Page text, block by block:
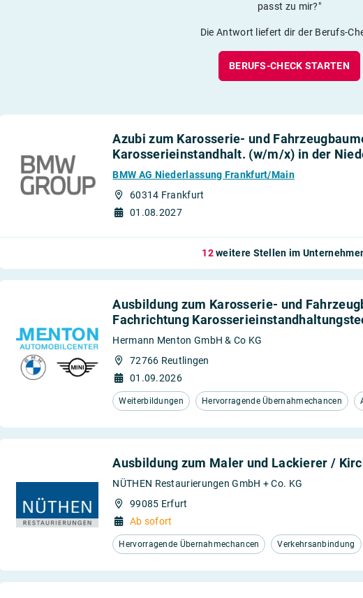
passt zu mir?"
Die Antwort liefert dir der Berufs-
BERUFS-CHECK STARTEN
Azubi zum Karosserie- und
Karosserieinstandhalt. (w/m/x) in der
BMW AG Niederlassung Frankfurt/Main
60314 Frankfurt
01.08.2027
12weitere Stellen im
Ausbildung zum Karosserie- und
Fachrichtung
Hermann Menton GmbH & Co KG
72766 Reutlingen
01.09.2026
Weiterbildungen Hervorragende Übernahmechancen
Ausbildung zum Maler und Lackierer /
NÜTHEN Restaurierungen GmbH + Co. KG
99085 Erfurt
Ab sofort
Hervorragende Übernahmechancen Verkehrsanbindung